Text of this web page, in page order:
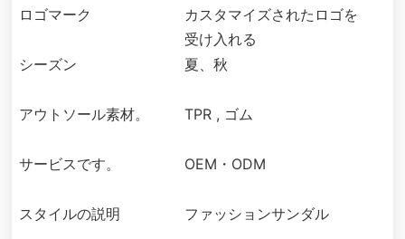
ロゴマーク
カスタマイズされたロゴを
受け入れる
シーズン
夏、秋
アウトソール素材。 TPR , ゴム
サービスです。 OEM・ODM
スタイルの説明 ファッションサンダル